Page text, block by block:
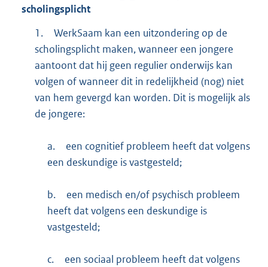
scholingsplicht
1.
WerkSaam kan een uitzondering op de
scholingsplicht maken, wanneer een jongere
aantoont dat hij geen regulier onderwijs kan
volgen of wanneer dit in redelijkheid (nog) niet
van hem gevergd kan worden. Dit is mogelijk als
de jongere:
a.
een cognitief probleem heeft dat volgens
een deskundige is vastgesteld;
b.
een medisch en/of psychisch probleem
heeft dat volgens een deskundige is
vastgesteld;
c.
een sociaal probleem heeft dat volgens